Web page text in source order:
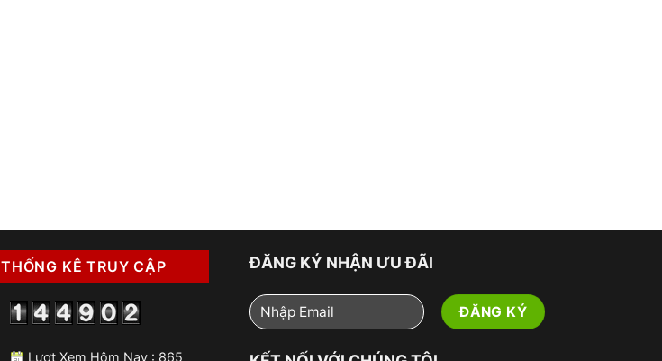
THỐNG KÊ TRUY CẬP
Lượt Xem Hôm Nay : 865
ĐĂNG KÝ NHẬN ƯU ĐÃI